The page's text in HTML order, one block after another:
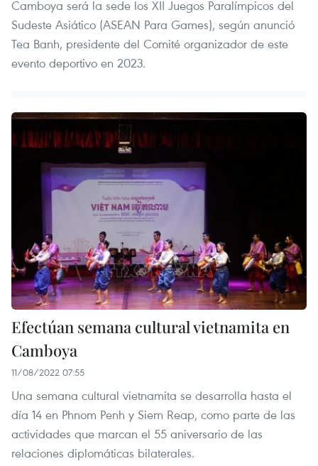
Camboya será la sede los XII Juegos Paralímpicos del
Sudeste Asiático (ASEAN Para Games), según anunció
Tea Banh, presidente del Comité organizador de este
evento deportivo en 2023.
Efectúan semana cultural vietnamita en
Camboya
11/08/2022 07:55
Una semana cultural vietnamita se desarrolla hasta el
día 14 en Phnom Penh y Siem Reap, como parte de las
actividades que marcan el 55 aniversario de las
relaciones diplomáticas bilaterales.